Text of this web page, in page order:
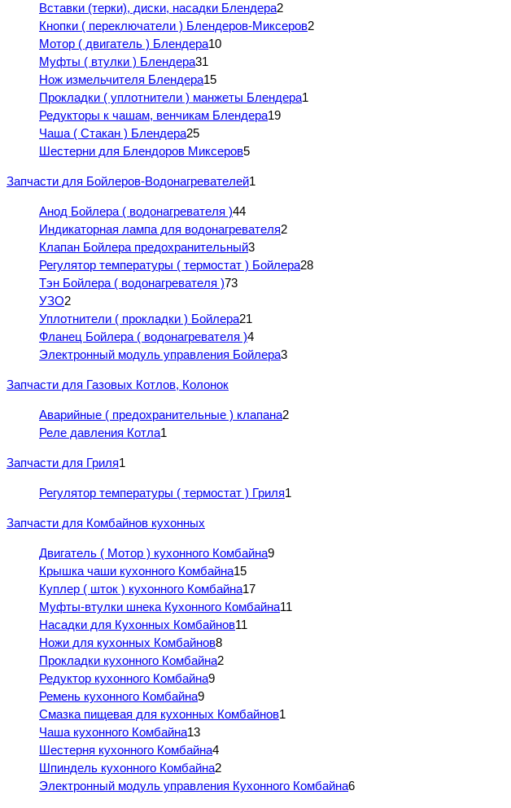
Вставки (терки), диски, насадки Блендера2
Кнопки ( переключатели ) Блендеров-Миксеров2
Мотор ( двигатель ) Блендера10
Муфты ( втулки ) Блендера31
Нож измельчителя Блендера15
Прокладки ( уплотнители ) манжеты Блендера1
Редукторы к чашам, венчикам Блендера19
Чаша ( Стакан ) Блендера25
Шестерни для Блендоров Миксеров5
Запчасти для Бойлеров-Водонагревателей1
Анод Бойлера ( водонагревателя )44
Индикаторная лампа для водонагревателя2
Клапан Бойлера предохранительный3
Регулятор температуры ( термостат ) Бойлера28
Тэн Бойлера ( водонагревателя )73
УЗО2
Уплотнители ( прокладки ) Бойлера21
Фланец Бойлера ( водонагревателя )4
Электронный модуль управления Бойлера3
Запчасти для Газовых Котлов, Колонок
Аварийные ( предохранительные ) клапана2
Реле давления Котла1
Запчасти для Гриля1
Регулятор температуры ( термостат ) Гриля1
Запчасти для Комбайнов кухонных
Двигатель ( Мотор ) кухонного Комбайна9
Крышка чаши кухонного Комбайна15
Куплер ( шток ) кухонного Комбайна17
Муфты-втулки шнека Кухонного Комбайна11
Насадки для Кухонных Комбайнов11
Ножи для кухонных Комбайнов8
Прокладки кухонного Комбайна2
Редуктор кухонного Комбайна9
Ремень кухонного Комбайна9
Смазка пищевая для кухонных Комбайнов1
Чаша кухонного Комбайна13
Шестерня кухонного Комбайна4
Шпиндель кухонного Комбайна2
Электронный модуль управления Кухонного Комбайна6